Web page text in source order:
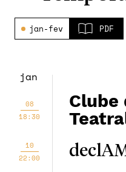
jan-fev PDF
jan
08
18:30
Clube
10
22:00